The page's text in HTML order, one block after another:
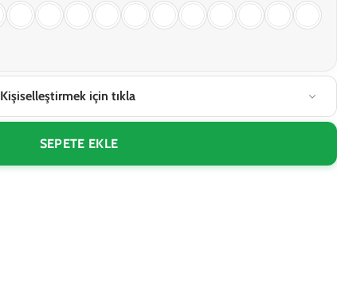
Kişiselleştirmek için tıkla
SEPETE EKLE